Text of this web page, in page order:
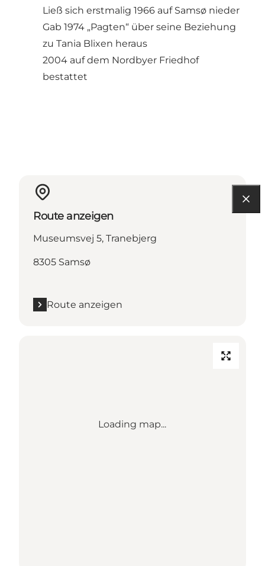
Ließ sich erstmalig 1966 auf Samsø nieder
Gab 1974 „Pagten“ über seine Beziehung
zu Tania Blixen heraus
2004 auf dem Nordbyer Friedhof
bestattet
Route anzeigen
Museumsvej 5, Tranebjerg
8305 Samsø
Route anzeigen
Loading map...